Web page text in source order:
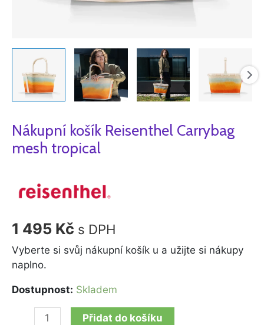
Nákupní košík Reisenthel Carrybag
mesh tropical
1 495 Kč s DPH
Vyberte si svůj nákupní košík u a užijte si nákupy
naplno.
Dostupnost: Skladem
Přidat do košíku